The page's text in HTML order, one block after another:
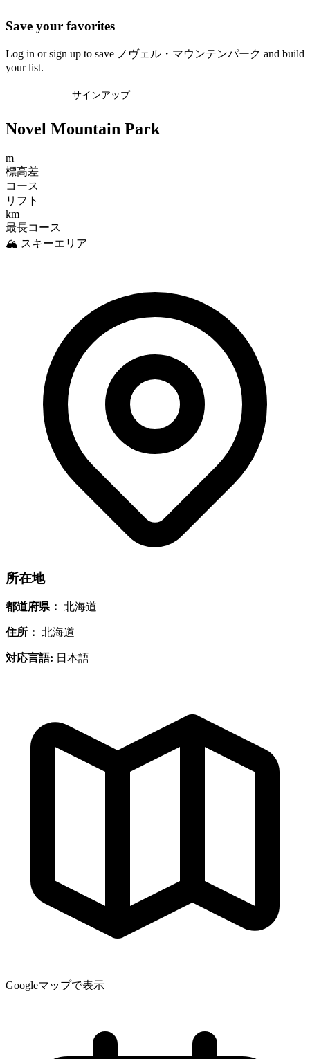
Save your favorites
Log in or sign up to save ノヴェル・マウンテンパーク and build
your list.
サインアップ
Novel Mountain Park
m
標高差
コース
リフト
km
最長コース
🏔️ スキーエリア
所在地
都道府県： 北海道
住所： 北海道
対応言語: 日本語
Googleマップで表示